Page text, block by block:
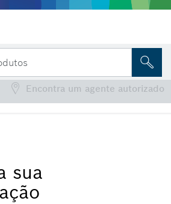
com fecho de baioneta
sua
com fecho de
Encontra um agente autorizado